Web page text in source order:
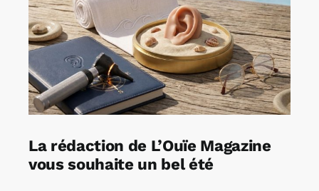
La rédaction de L’Ouïe Magazine
vous souhaite un bel été